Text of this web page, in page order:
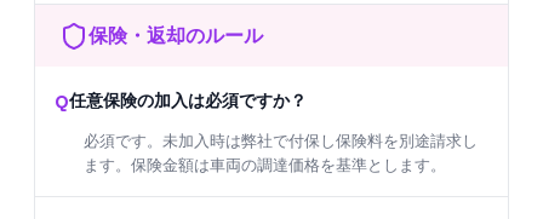
保険・返却のルール
Q任意保険の加入は必須ですか？
必須です。未加入時は弊社で付保し保険料を別途請求し
ます。保険金額は車両の調達価格を基準とします。